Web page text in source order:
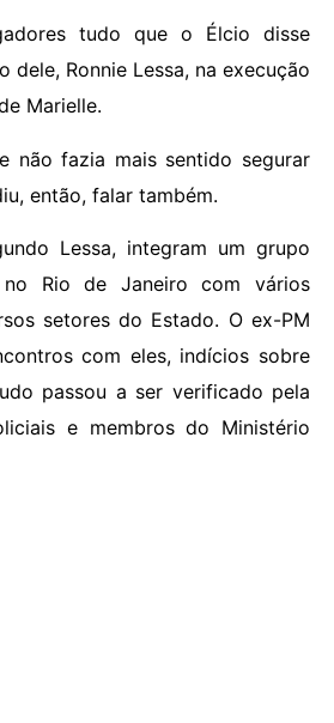
tudo que o Élcio disse
dele, Ronnie Lessa, na execução
Marielle.
não fazia mais sentido segurar
então, falar também.
Lessa, integram um grupo
Rio de Janeiro com vários
setores do Estado. O ex-PM
com eles, indícios sobre
passou a ser verificado pela
e membros do Ministério